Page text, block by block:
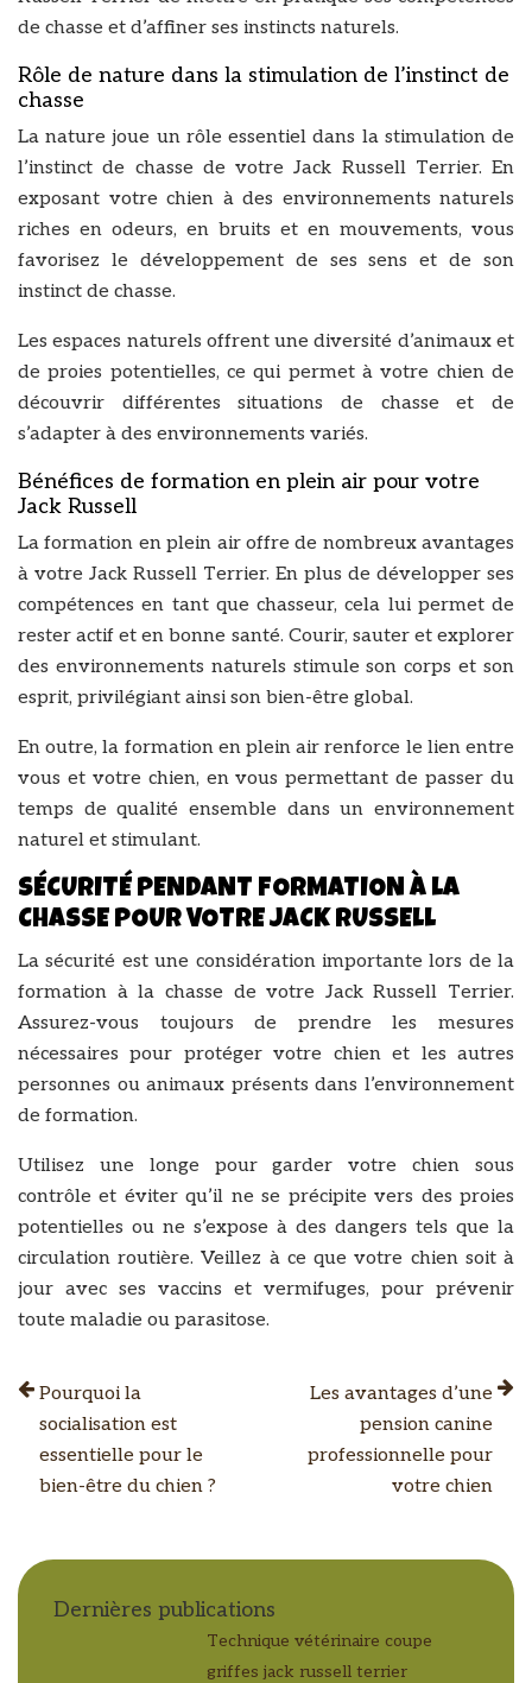
de chasse et d’affiner ses instincts naturels.
Rôle de nature dans la stimulation de l’instinct de
chasse
La nature joue un rôle essentiel dans la stimulation de
l’instinct de chasse de votre Jack Russell Terrier. En
exposant votre chien à des environnements naturels
riches en odeurs, en bruits et en mouvements, vous
favorisez le développement de ses sens et de son
instinct de chasse.
Les espaces naturels offrent une diversité d’animaux et
de proies potentielles, ce qui permet à votre chien de
découvrir différentes situations de chasse et de
s’adapter à des environnements variés.
Bénéfices de formation en plein air pour votre
Jack Russell
La formation en plein air offre de nombreux avantages
à votre Jack Russell Terrier. En plus de développer ses
compétences en tant que chasseur, cela lui permet de
rester actif et en bonne santé. Courir, sauter et explorer
des environnements naturels stimule son corps et son
esprit, privilégiant ainsi son bien-être global.
En outre, la formation en plein air renforce le lien entre
vous et votre chien, en vous permettant de passer du
temps de qualité ensemble dans un environnement
naturel et stimulant.
SÉCURITÉ PENDANT FORMATION À LA
CHASSE POUR VOTRE JACK RUSSELL
La sécurité est une considération importante lors de la
formation à la chasse de votre Jack Russell Terrier.
Assurez-vous toujours de prendre les mesures
nécessaires pour protéger votre chien et les autres
personnes ou animaux présents dans l’environnement
de formation.
Utilisez une longe pour garder votre chien sous
contrôle et éviter qu’il ne se précipite vers des proies
potentielles ou ne s’expose à des dangers tels que la
circulation routière. Veillez à ce que votre chien soit à
jour avec ses vaccins et vermifuges, pour prévenir
toute maladie ou parasitose.
Pourquoi la
socialisation est
essentielle pour le
bien-être du chien ?
Les avantages d’une
pension canine
professionnelle pour
votre chien
Dernières publications
Technique vétérinaire coupe
griffes jack russell terrier